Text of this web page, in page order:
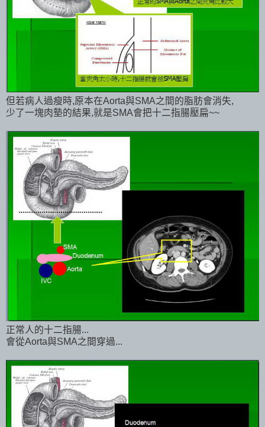
但若病人過瘦時,原本在Aorta與SMA之間的脂肪會消失,
少了一塊肉墊的結果,就是SMA會把十二指腸壓扁~~
正常人的十二指腸...
會從Aorta與SMA之間穿過...